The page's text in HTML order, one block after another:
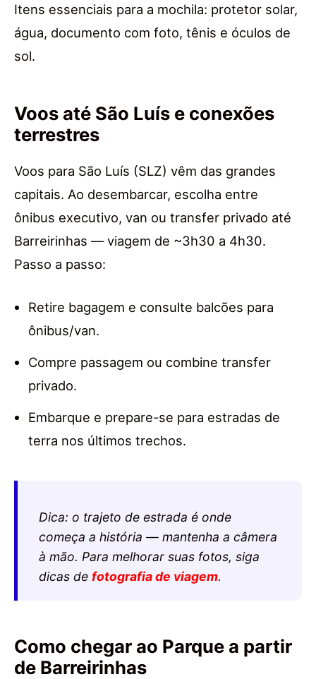
Itens essenciais para a mochila: protetor solar,
água, documento com foto, tênis e óculos de
sol.
Voos até São Luís e conexões
terrestres
Voos para São Luís (SLZ) vêm das grandes
capitais. Ao desembarcar, escolha entre
ônibus executivo, van ou transfer privado até
Barreirinhas — viagem de ~3h30 a 4h30.
Passo a passo:
Retire bagagem e consulte balcões para
ônibus/van.
Compre passagem ou combine transfer
privado.
Embarque e prepare-se para estradas de
terra nos últimos trechos.
Dica: o trajeto de estrada é onde
começa a história — mantenha a câmera
à mão. Para melhorar suas fotos, siga
dicas de fotografia de viagem.
Como chegar ao Parque a partir
de Barreirinhas